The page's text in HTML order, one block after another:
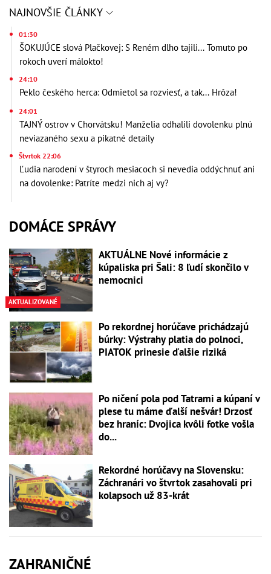
NAJNOVŠIE ČLÁNKY
01:30
ŠOKUJÚCE slová Plačkovej: S Reném dlho tajili... Tomuto po
rokoch uverí málokto!
24:10
Peklo českého herca: Odmietol sa rozviesť, a tak... Hrôza!
24:01
TAJNÝ ostrov v Chorvátsku! Manželia odhalili dovolenku plnú
neviazaného sexu a pikatné detaily
Štvrtok 22:06
Ľudia narodení v štyroch mesiacoch si nevedia oddýchnuť ani
na dovolenke: Patríte medzi nich aj vy?
DOMÁCE SPRÁVY
AKTUALIZOVANÉ
AKTUÁLNE Nové informácie z
kúpaliska pri Šali: 8 ľudí skončilo v
nemocnici
Po rekordnej horúčave prichádzajú
búrky: Výstrahy platia do polnoci,
PIATOK prinesie ďalšie riziká
Po ničení pola pod Tatrami a kúpaní v
plese tu máme ďalší nešvár! Drzosť
bez hraníc: Dvojica kvôli fotke vošla
do...
Rekordné horúčavy na Slovensku:
Záchranári vo štvrtok zasahovali pri
kolapsoch už 83-krát
ZAHRANIČNÉ